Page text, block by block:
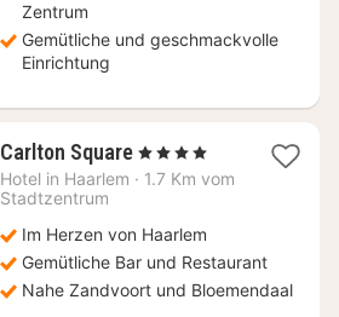
Zentrum
Gemütliche und geschmackvolle
Einrichtung
Carlton Square1
Nacht
€
, 4 Sterne
Hotel in Haarlem · 1.7 Km vom
Stadtzentrum
Im Herzen von Haarlem
Gemütliche Bar und Restaurant
Nahe Zandvoort und Bloemendaal